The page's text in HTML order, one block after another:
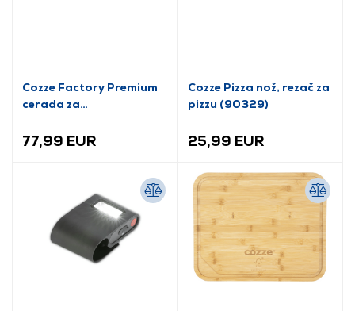
Cozze Factory Premium
cerada za
77,99 EUR
Cozze Pizza nož, rezač za
pizzu (90329)
25,99 EUR